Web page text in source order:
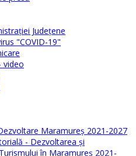
Judeţene
"COVID-19"
video
Maramureș 2021-2027
- Dezvoltarea și
în Maramureș 2021-